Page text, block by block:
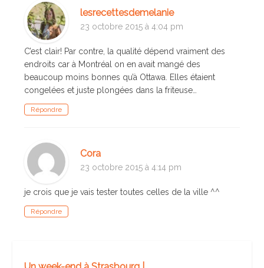
lesrecettesdemelanie
23 octobre 2015 à 4:04 pm
C’est clair! Par contre, la qualité dépend vraiment des
endroits car à Montréal on en avait mangé des
beaucoup moins bonnes qu’à Ottawa. Elles étaient
congelées et juste plongées dans la friteuse…
Répondre
Cora
23 octobre 2015 à 4:14 pm
je crois que je vais tester toutes celles de la ville ^^
Répondre